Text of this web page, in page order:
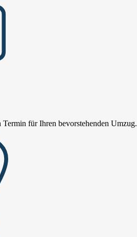
für Ihren bevorstehenden Umzug.